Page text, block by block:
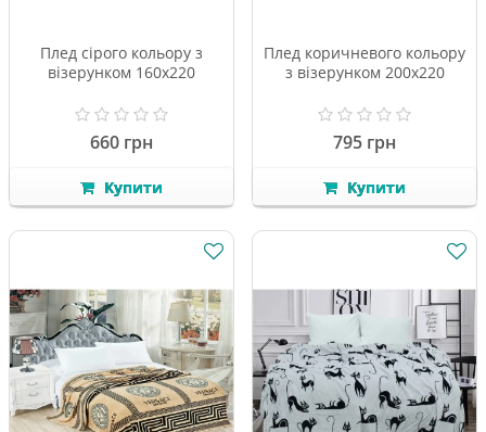
Плед сірого кольору з
візерунком 160х220
660 грн
Купити
Плед коричневого кольору
з візерунком 200х220
795 грн
Купити